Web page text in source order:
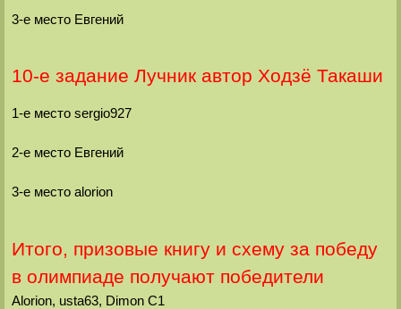
3-е место Евгений
10-е задание Лучник автор Ходзё Такаши
1-е место sergio927
2-е место Евгений
3-е место alorion
Итого, призовые книгу и схему за победу
в олимпиаде получают победители
Alorion, usta63, Dimon C1